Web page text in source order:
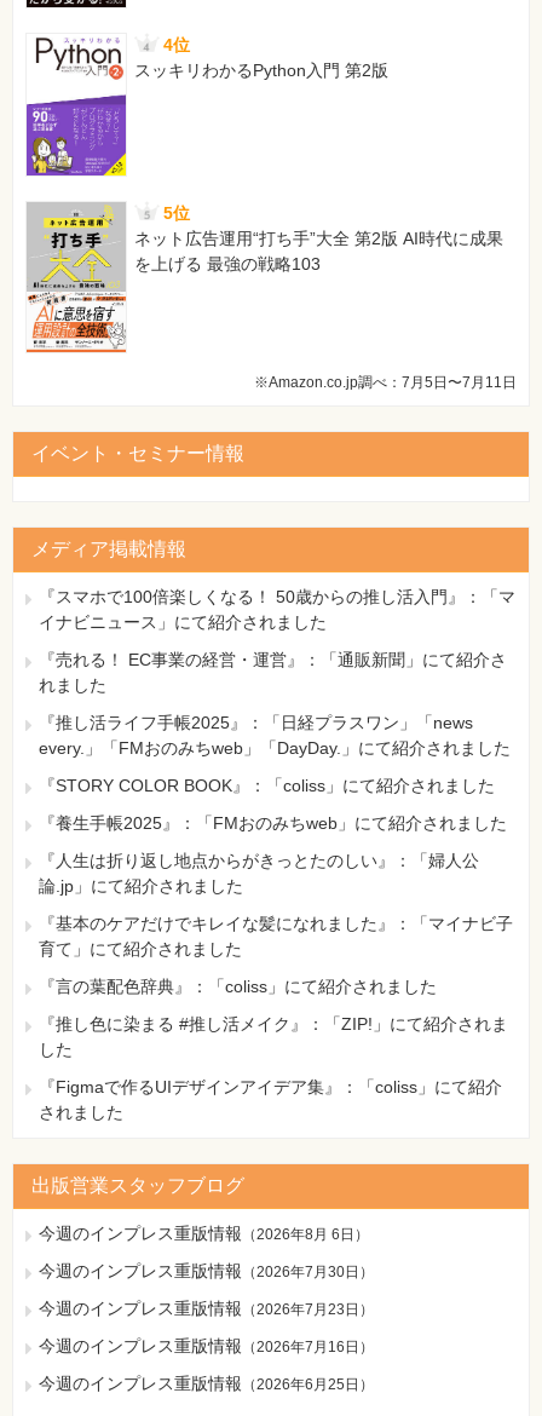
4位
スッキリわかるPython入門 第2版
5位
ネット広告運用“打ち手”大全 第2版 AI時代に成果
を上げる 最強の戦略103
※Amazon.co.jp調べ：7月5日〜7月11日
イベント・セミナー情報
メディア掲載情報
『スマホで100倍楽しくなる！ 50歳からの推し活入門』：「マ
イナビニュース」にて紹介されました
『売れる！ EC事業の経営・運営』：「通販新聞」にて紹介さ
れました
『推し活ライフ手帳2025』：「日経プラスワン」「news
every.」「FMおのみちweb」「DayDay.」にて紹介されました
『STORY COLOR BOOK』：「coliss」にて紹介されました
『養生手帳2025』：「FMおのみちweb」にて紹介されました
『人生は折り返し地点からがきっとたのしい』：「婦人公
論.jp」にて紹介されました
『基本のケアだけでキレイな髪になれました』：「マイナビ子
育て」にて紹介されました
『言の葉配色辞典』：「coliss」にて紹介されました
『推し色に染まる #推し活メイク』：「ZIP!」にて紹介されま
した
『Figmaで作るUIデザインアイデア集』：「coliss」にて紹介
されました
出版営業スタッフブログ
今週のインプレス重版情報 （2026年8月 6日 ）
今週のインプレス重版情報 （2026年7月30日 ）
今週のインプレス重版情報 （2026年7月23日 ）
今週のインプレス重版情報 （2026年7月16日 ）
今週のインプレス重版情報 （2026年6月25日 ）